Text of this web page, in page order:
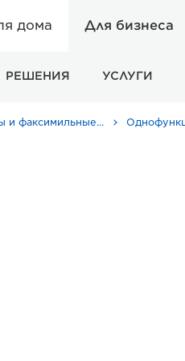
дома Для бизнеса
РЕШЕНИЯ УСЛУГИ
Принтеры и факсимильные аппараты для бизнеса